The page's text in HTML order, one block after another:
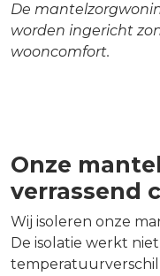
De
worden ingericht
wooncomfort.
Onze
verrassend
Wij isoleren onze
De isolatie werkt